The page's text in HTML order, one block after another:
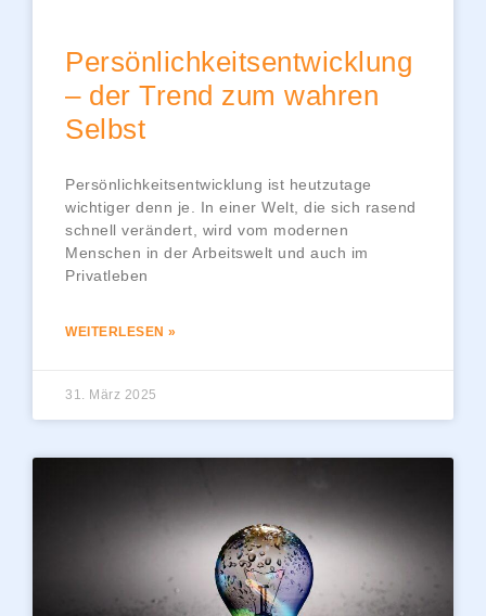
Persönlichkeitsentwicklung
– der Trend zum wahren
Selbst
Persönlichkeitsentwicklung ist heutzutage
wichtiger denn je. In einer Welt, die sich rasend
schnell verändert, wird vom modernen
Menschen in der Arbeitswelt und auch im
Privatleben
WEITERLESEN »
31. März 2025